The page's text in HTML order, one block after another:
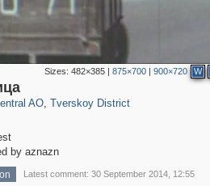
Sizes:482×385 |875×700 |900×720 W
AO
5,916
, Tverskoy District
by aznazn
Latest comment: 30 September 2014, 12:55